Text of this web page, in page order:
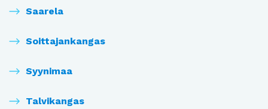
Saarela
Soittajankangas
Syynimaa
Talvikangas